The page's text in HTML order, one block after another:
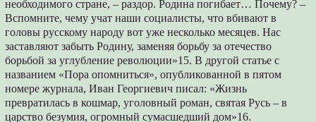
необходимого стране, – раздор. Родина погибает… Почему? –
Вспомните, чему учат наши социалисты, что вбивают в
головы русскому народу вот уже несколько месяцев. Нас
заставляют забыть Родину, заменяя борьбу за отечество
борьбой за углубление революции»15. В другой статье с
названием «Пора опомниться», опубликованной в пятом
номере журнала, Иван Георгиевич писал: «Жизнь
превратилась в кошмар, уголовный роман, святая Русь – в
царство безумия, огромный сумасшедший дом»16.